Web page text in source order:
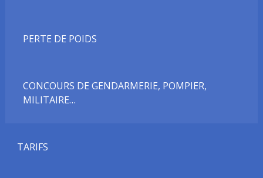
PERTE DE POIDS
CONCOURS DE GENDARMERIE, POMPIER,
MILITAIRE…
TARIFS